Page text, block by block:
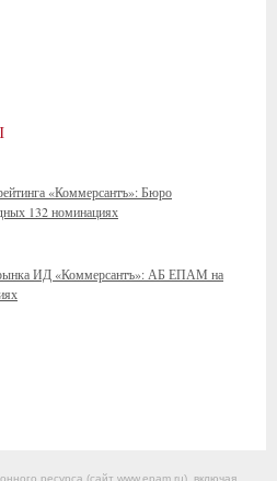
«Коммерсантъ»: Бюро
132 номинациях
рынка ИД «Коммерсантъ»: АБ ЕПАМ на
ресурса (сайт www.epam.ru), включая